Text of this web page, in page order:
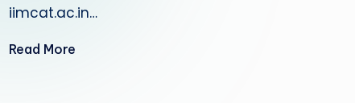
iimcat.ac.in…
Read More